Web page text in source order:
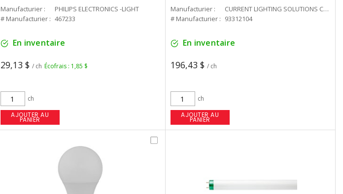
Manufacturier :
PHILIPS ELECTRONICS -LIGHT
# Manufacturier : 467233
En inventaire
29,13 $ / ch Écofrais : 1,85 $
ch
AJOUTER AU
PANIER
Manufacturier :
CURRENT LIGHTING SOLUTIONS CAN
# Manufacturier : 93312104
En inventaire
196,43 $ / ch
ch
AJOUTER AU
PANIER